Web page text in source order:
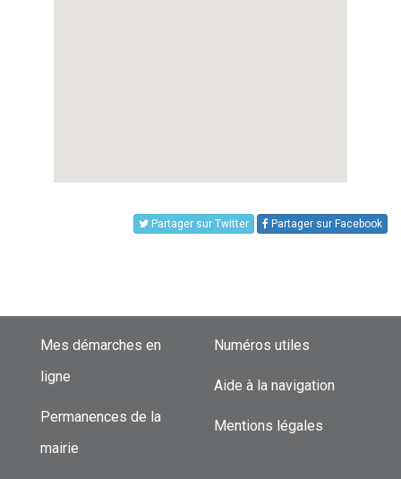
Partager sur Twitter Partager sur Facebook
Mes démarches en
ligne
Permanences de la
mairie
Numéros utiles
Aide à la navigation
Mentions légales